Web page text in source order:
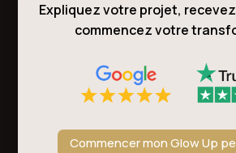
Expliquez votre projet,
commencez votre
Commencer mon Glow Up